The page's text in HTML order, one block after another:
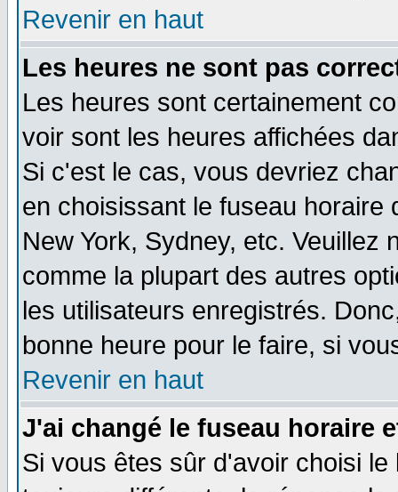
Revenir en haut
Les heures ne sont pas
Les heures sont certainement
voir sont les heures affichées
Si c'est le cas, vous devriez
en choisissant le fuseau
New York, Sydney, etc. Veuillez
comme la plupart des autres
les utilisateurs enregistrés.
bonne heure pour le faire, si
Revenir en haut
J'ai changé le fuseau horaire
Si vous êtes sûr d'avoir choisi